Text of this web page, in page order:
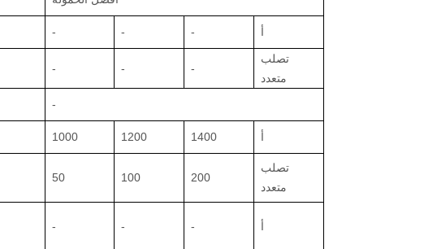
- - - أ
- - -
تصلب
متعدد
-
1000 1200 1400 أ
50 100 200
تصلب
متعدد
- - - أ